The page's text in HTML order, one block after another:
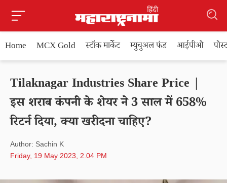
Home MCX Gold स्टॉक मार्केट म्युचुअल फंड आईपीओ
Tilaknagar Industries Share Price |
इस शराब कंपनी के शेयर ने 3 साल में 658%
रिटर्न दिया, क्या खरीदना चाहिए?
Author: Sachin K
Friday, 19 May 2023, 2.04 PM